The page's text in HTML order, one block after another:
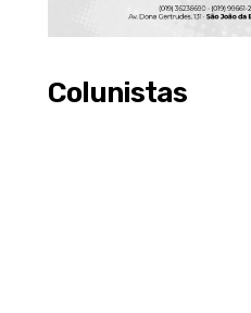
Colunistas